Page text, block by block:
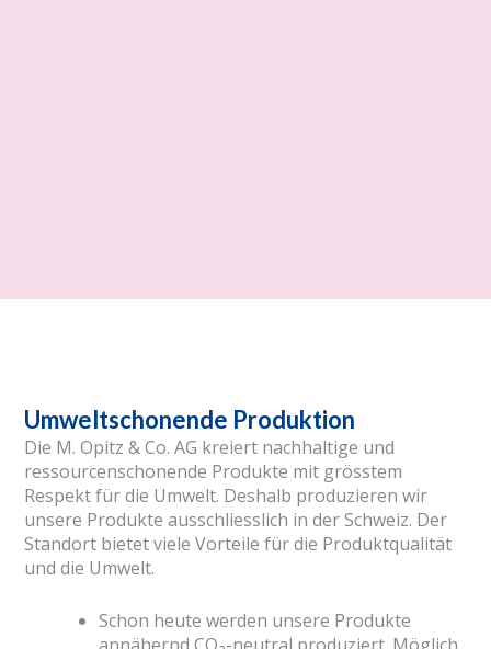
Umweltschonende Produktion
Die M. Opitz & Co. AG kreiert nachhaltige und
ressourcenschonende Produkte mit grösstem
Respekt für die Umwelt. Deshalb produzieren wir
unsere Produkte ausschliesslich in der Schweiz. Der
Standort bietet viele Vorteile für die Produktqualität
und die Umwelt.
Schon heute werden unsere Produkte